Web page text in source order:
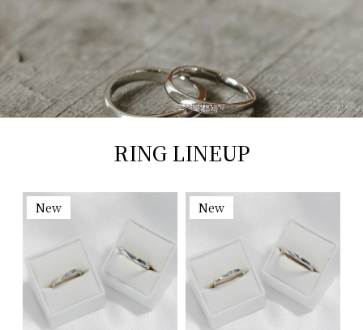
RING LINEUP
New New